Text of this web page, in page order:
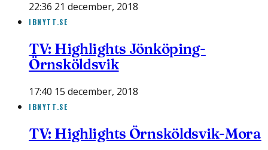
22:36 21 december, 2018
IBNYTT.SE
TV: Highlights Jönköping-
Örnsköldsvik
17:40 15 december, 2018
IBNYTT.SE
TV: Highlights Örnsköldsvik-Mora